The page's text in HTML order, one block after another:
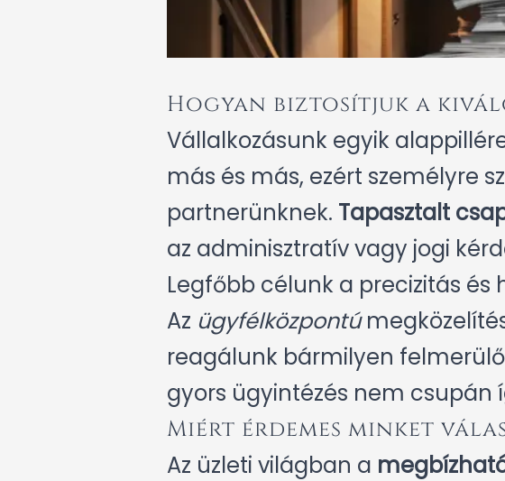
Hogyan biztosítjuk a
Vállalkozásunk egyik
más és más, ezért személyre
partnerünknek. Tapasztalt
az adminisztratív vagy jogi
Legfőbb célunk a precizitás
Az ügyfélközpontú
reagálunk bármilyen
gyors ügyintézés nem csupán
Miért érdemes minket
Az üzleti világban a